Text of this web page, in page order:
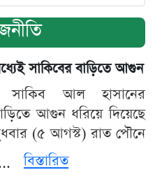
সাকিবের বাড়িতে আগুন
সাকিব আল হাসানের
আগুন ধরিয়ে দিয়েছে
বুধবার (৫ আগস্ট) রাত পৌনে
বিস্তারিত